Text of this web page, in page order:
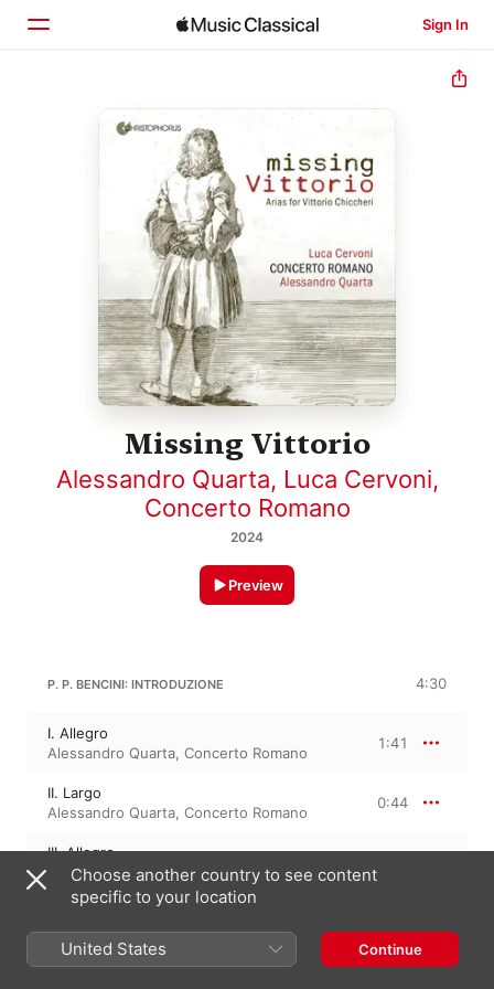
Sign In
Missing Vittorio
Alessandro Quarta, Luca Cervoni,
Concerto Romano
2024
Preview
P. P. BENCINI: INTRODUZIONE 4:30
I. Allegro
Alessandro Quarta, Concerto Romano
1:41
II. Largo
Alessandro Quarta, Concerto Romano
0:44
III. Allegro
Alessandro Quarta,Concerto Romano
P. P. BENCINI: GIUDITTA
Choose another country to see content
specific to your location
United States Continue